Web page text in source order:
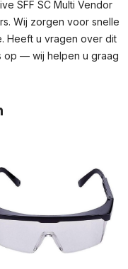
SFF SC Multi Vendor
Wij zorgen voor snelle
Heeft u vragen over dit
op — wij helpen u graag